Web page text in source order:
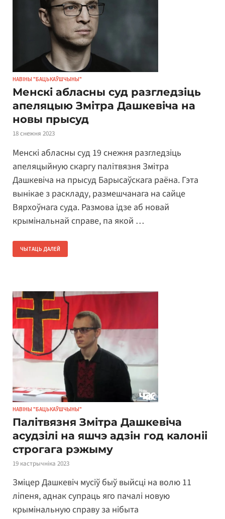
НАВІНЫ "БАЦЬКАЎШЧЫНЫ"
Менскі абласны суд разгледзіць
апеляцыю Змітра Дашкевіча на
новы прысуд
18 снежня 2023
Менскі абласны суд 19 снежня разгледзіць
апеляцыйную скаргу палітвязня Змітра
Дашкевіча на прысуд Барысаўскага раёна. Гэта
вынікае з раскладу, размешчанага на сайце
Вярхоўнага суда. Размова ідзе аб новай
крымінальнай справе, па якой …
ЧЫТАЦЬ ДАЛЕЙ
НАВІНЫ "БАЦЬКАЎШЧЫНЫ"
Палітвязня Змітра Дашкевіча
асудзілі на яшчэ адзін год калоніі
строгага рэжыму
19 кастрычніка 2023
Зміцер Дашкевіч мусіў быў выйсці на волю 11
ліпеня, аднак супраць яго пачалі новую
крымінальную справу за нібыта